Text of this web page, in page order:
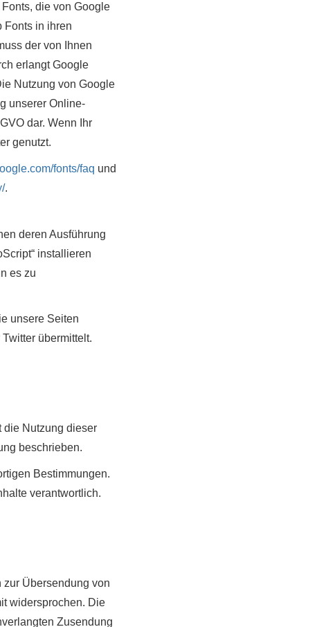
die von Google
Fonts in ihren
der von Ihnen
erlangt Google
Nutzung von Google
unserer Online-
dar. Wenn Ihr
genutzt.
fonts/faq und
.
deren Ausführung
installieren
es zu
unsere Seiten
übermittelt.
die Nutzung dieser
beschrieben.
Bestimmungen.
verantwortlich.
zur Übersendung von
widersprochen. Die
Zusendung